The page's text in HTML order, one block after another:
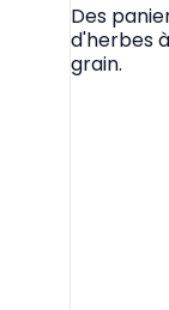
Des
d'herbes
grain.